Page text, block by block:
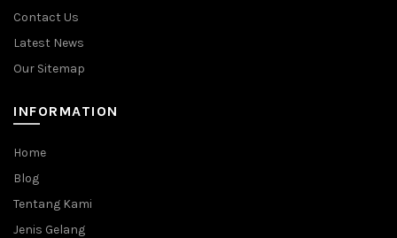
Contact Us
Latest News
Our Sitemap
INFORMATION
Home
Blog
Tentang Kami
Jenis Gelang